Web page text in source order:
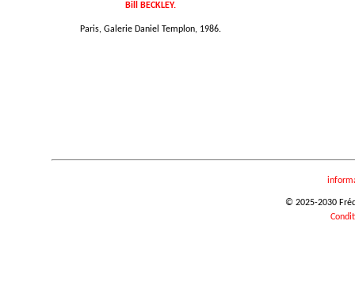
Bill BECKLEY.
Paris, Galerie Daniel Templon, 1986.
© 2025-2030